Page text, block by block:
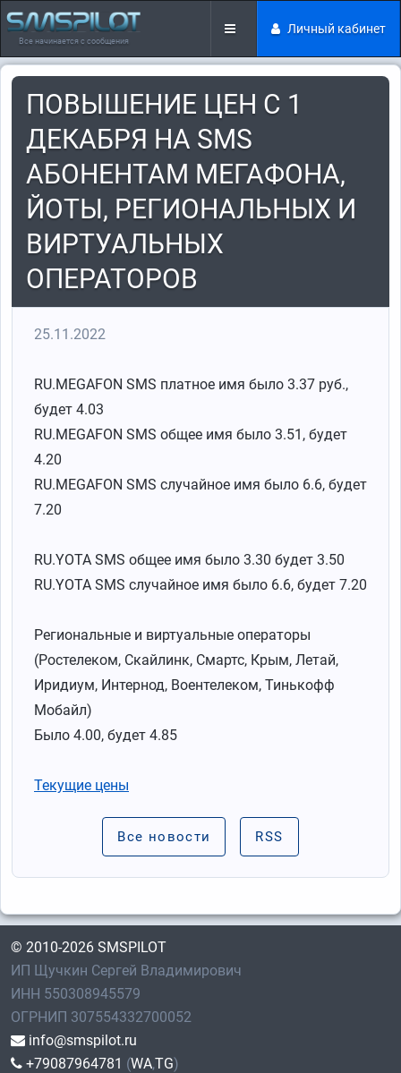
Все начинается с сообщения
Личный кабинет
ПОВЫШЕНИЕ ЦЕН С 1
ДЕКАБРЯ НА SMS
АБОНЕНТАМ МЕГАФОНА,
ЙОТЫ, РЕГИОНАЛЬНЫХ И
ВИРТУАЛЬНЫХ
ОПЕРАТОРОВ
25.11.2022
RU.MEGAFON SMS платное имя было 3.37 руб.,
будет 4.03
RU.MEGAFON SMS общее имя было 3.51, будет
4.20
RU.MEGAFON SMS случайное имя было 6.6, будет
7.20
RU.YOTA SMS общее имя было 3.30 будет 3.50
RU.YOTA SMS случайное имя было 6.6, будет 7.20
Региональные и виртуальные операторы
(Ростелеком, Скайлинк, Смартс, Крым, Летай,
Иридиум, Интернод, Воентелеком, Тинькофф
Мобайл)
Было 4.00, будет 4.85
Текущие цены
Все новости RSS
© 2010-2026 SMSPILOT
ИП Щучкин Сергей Владимирович
ИНН 550308945579
ОГРНИП 307554332700052
info@smspilot.ru
+79087964781 (WA,TG)